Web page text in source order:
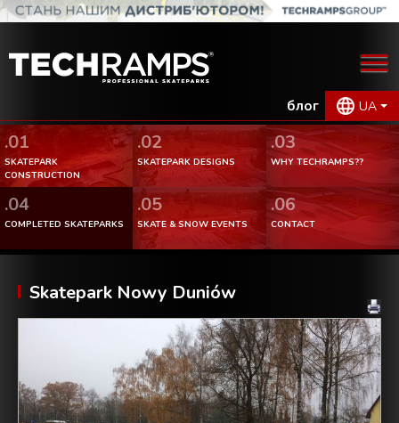
блог UA
.01
SKATEPARK
CONSTRUCTION
.02
SKATEPARK DESIGNS
.03
WHY TECHRAMPS??
.04
COMPLETED SKATEPARKS
.05
SKATE & SNOW EVENTS
.06
CONTACT
Skatepark Nowy Duniów